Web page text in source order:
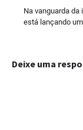
Na vanguarda
está lançando
Deixe uma